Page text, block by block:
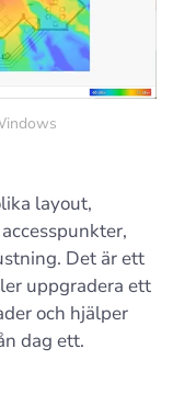
layout,
Det är ett
uppgradera ett
och hjälper
dag ett.